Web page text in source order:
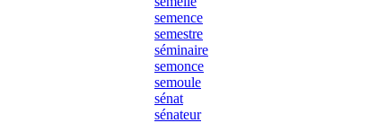
semence
semestre
séminaire
semonce
semoule
sénat
sénateur